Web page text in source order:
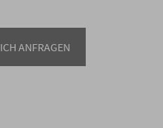
ANFRAGEN